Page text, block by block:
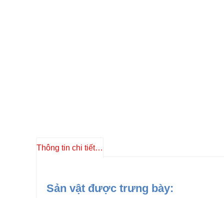
Thông tin chi tiết sản phẩm
Sản vật được trưng bày: